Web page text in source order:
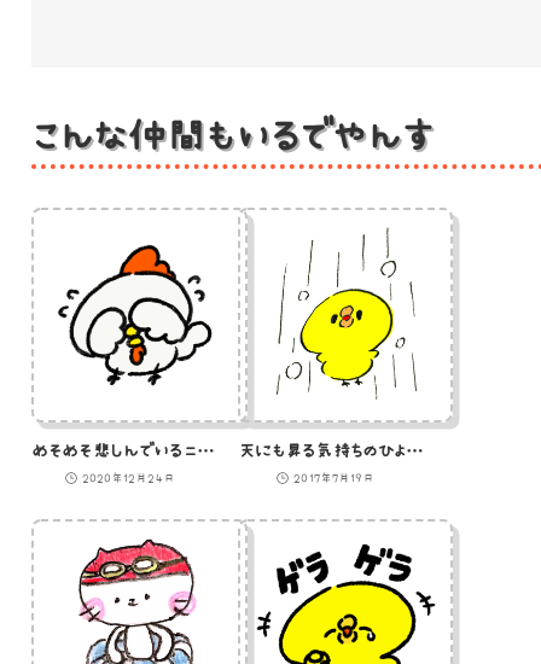
こんな仲間もいるでやんす
めそめそ悲しんでいるニワトリのイラスト
2020年12月24日
天にも昇る気持ちのひよこのイラスト
2017年7月19日